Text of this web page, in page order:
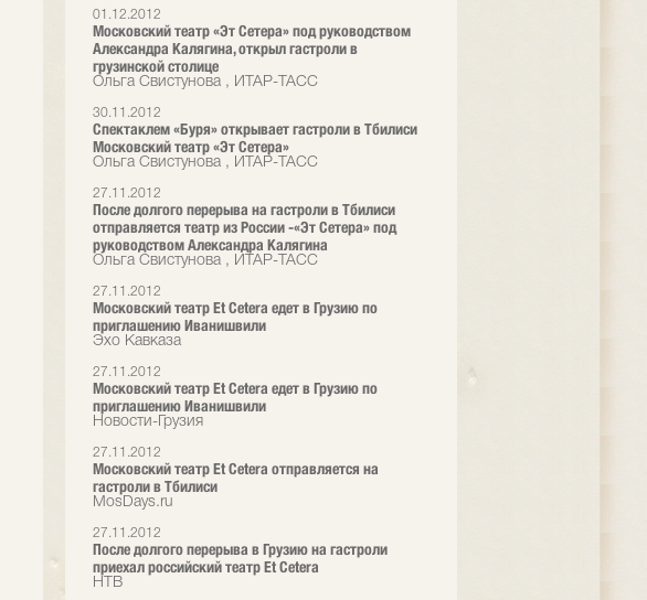
01.12.2012
Московский театр «Эт Сетера» под руководством
Александра Калягина, открыл гастроли в
грузинской столице
Ольга Свистунова , ИТАР-ТАСС
30.11.2012
Спектаклем «Буря» открывает гастроли в Тбилиси
Московский театр «Эт Сетера»
Ольга Свистунова , ИТАР-ТАСС
27.11.2012
После долгого перерыва на гастроли в Тбилиси
отправляется театр из России -«Эт Сетера» под
руководством Александра Калягина
Ольга Свистунова , ИТАР-ТАСС
27.11.2012
Московский театр Et Cetera едет в Грузию по
приглашению Иванишвили
Эхо Кавказа
27.11.2012
Московский театр Et Cetera едет в Грузию по
приглашению Иванишвили
Новости-Грузия
27.11.2012
Московский театр Et Cetera отправляется на
гастроли в Тбилиси
MosDays.ru
27.11.2012
После долгого перерыва в Грузию на гастроли
приехал российский театр Et Cetera
НТВ